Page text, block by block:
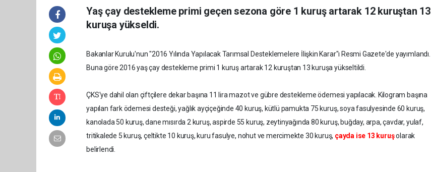
Yaş çay destekleme primi geçen sezona göre 1 kuruş artarak 12 kuruştan 13
kuruşa yükseldi.
Bakanlar Kurulu'nun "2016 Yılında Yapılacak Tarımsal Desteklemelere İlişkin Karar"ı Resmi Gazete'de yayımlandı.
Buna göre 2016 yaş çay destekleme primi 1 kuruş artarak 12 kuruştan 13 kuruşa yükseltildi.
ÇKS'ye dahil olan çiftçilere dekar başına 11 lira mazot ve gübre destekleme ödemesi yapılacak. Kilogram başına
yapılan fark ödemesi desteği, yağlık ayçiçeğinde 40 kuruş, kütlü pamukta 75 kuruş, soya fasulyesinde 60 kuruş,
kanolada 50 kuruş, dane mısırda 2 kuruş, aspirde 55 kuruş, zeytinyağında 80 kuruş, buğday, arpa, çavdar, yulaf,
tritikalede 5 kuruş, çeltikte 10 kuruş, kuru fasulye, nohut ve mercimekte 30 kuruş, çayda ise 13 kuruşolarak
belirlendi.